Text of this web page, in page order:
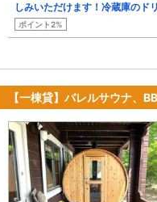
しみいただけます！冷蔵庫のド
ポイント2%
【一棟貸】バレルサウナ、